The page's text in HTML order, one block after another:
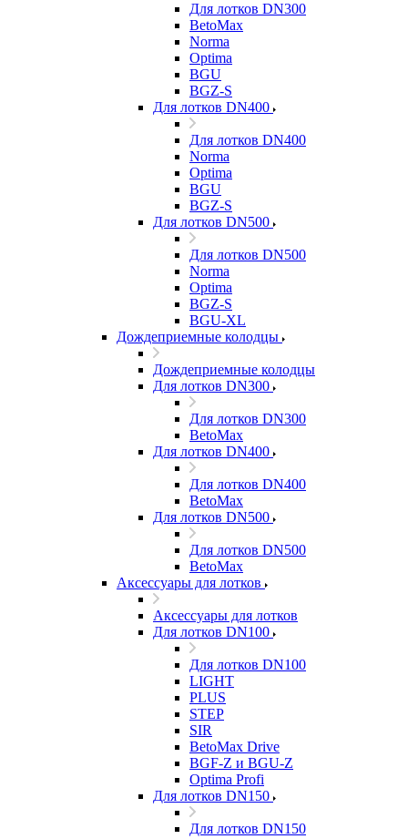
Для лотков DN300
BetoMax
Norma
Optima
BGU
BGZ-S
Для лотков DN400
Для лотков DN400
Norma
Optima
BGU
BGZ-S
Для лотков DN500
Для лотков DN500
Norma
Optima
BGZ-S
BGU-XL
Дождеприемные колодцы
Дождеприемные колодцы
Для лотков DN300
Для лотков DN300
BetoMax
Для лотков DN400
Для лотков DN400
BetoMax
Для лотков DN500
Для лотков DN500
BetoMax
Аксессуары для лотков
Аксессуары для лотков
Для лотков DN100
Для лотков DN100
LIGHT
PLUS
STEP
SIR
BetoMax Drive
BGF-Z и BGU-Z
Optima Profi
Для лотков DN150
Для лотков DN150